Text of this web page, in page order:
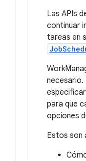
Las APIs
continuar
tareas en
necesario.
para que
opciones
Estos son